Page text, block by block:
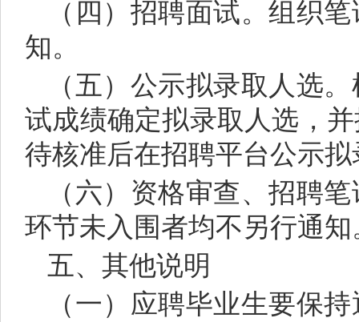
（四）招聘面试。组织
知。
（五）公示拟录取人选
试成绩确定拟录取人选，
待核准后在招聘平台公示
（六）资格审查、招聘
环节未入围者均不另行通知
五、其他说明
（一）应聘毕业生要保